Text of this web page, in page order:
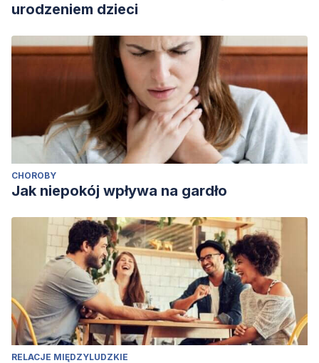
urodzeniem dzieci
CHOROBY
Jak niepokój wpływa na gardło
RELACJE MIĘDZYLUDZKIE